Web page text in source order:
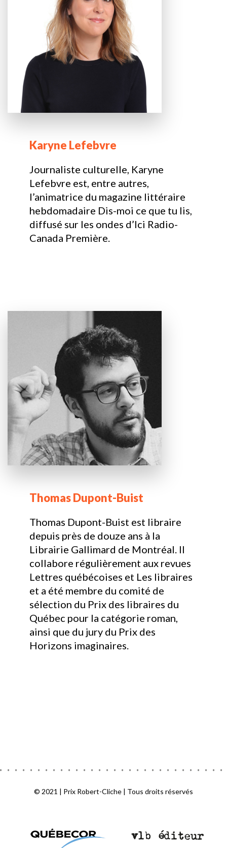
Karyne Lefebvre
Journaliste culturelle, Karyne
Lefebvre est, entre autres,
l’animatrice du magazine littéraire
hebdomadaire Dis-moi ce que tu lis,
diffusé sur les ondes d’Ici Radio-
Canada Première.
Thomas Dupont-Buist
Thomas Dupont-Buist est libraire
depuis près de douze ans à la
Librairie Gallimard de Montréal. Il
collabore régulièrement aux revues
Lettres québécoises et Les libraires
et a été membre du comité de
sélection du Prix des libraires du
Québec pour la catégorie roman,
ainsi que du jury du Prix des
Horizons imaginaires.
© 2021 | Prix Robert-Cliche | Tous droits réservés